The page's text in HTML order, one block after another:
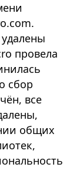
провела
сбор
все
общих